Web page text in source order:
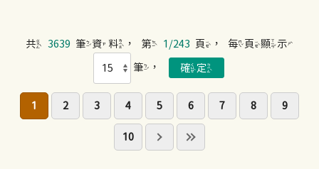
共 3639 筆資料，第 1/243 頁，每頁顯示
筆，
1 2 3 4 5 6 7 8 9
10